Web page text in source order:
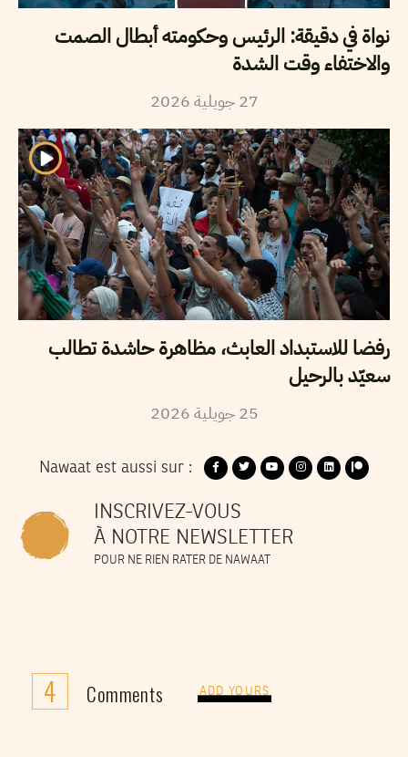
نواة في دقيقة: الرئيس وحكومته أبطال الصمت
والاختفاء وقت الشدة
27 جويلية2026
رفضا للاستبداد العابث، مظاهرة حاشدة تطالب
سعيّد بالرحيل
25 جويلية2026
Nawaat est aussi sur :
INSCRIVEZ-VOUS
À NOTRE NEWSLETTER
POUR NE RIEN RATER DE NAWAAT
4 Comments ADD YOURS